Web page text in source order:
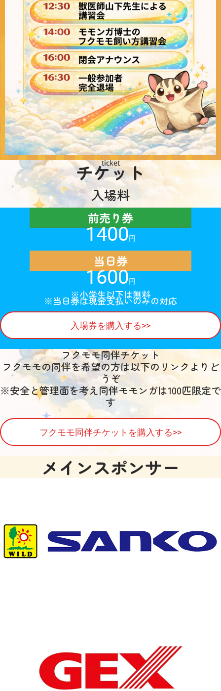
ticket
チケット
入場料
前売り券
1400円
当日券
1600円
※小学生以下は無料
※当日券は現金支払いのみの対応
入場券を購入する>>
フクモモ同伴チケット
フクモモの同伴を希望の方は以下のリンクよりど
うぞ
※安全と管理面を考え同伴モモンガは100匹限定で
す
フクモモ同伴チケットを購入する>>
メインスポンサー